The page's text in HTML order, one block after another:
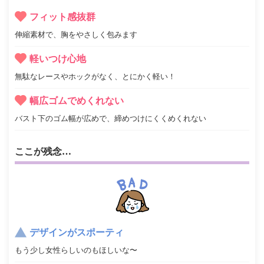
フィット感抜群
伸縮素材で、胸をやさしく包みます
軽いつけ心地
無駄なレースやホックがなく、とにかく軽い！
幅広ゴムでめくれない
バスト下のゴム幅が広めで、締めつけにくくめくれない
ここが残念…
デザインがスポーティ
もう少し女性らしいのもほしいな〜